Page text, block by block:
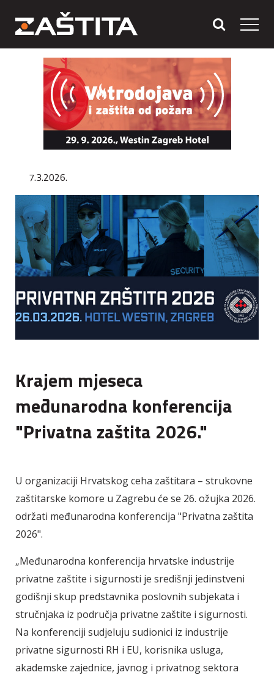
7.3.2026.
Krajem mjeseca
međunarodna konferencija
"Privatna zaštita 2026."
U organizaciji Hrvatskog ceha zaštitara – strukovne
zaštitarske komore u Zagrebu će se 26. ožujka 2026.
održati međunarodna konferencija "Privatna zaštita
2026".
„Međunarodna konferencija hrvatske industrije
privatne zaštite i sigurnosti je središnji jedinstveni
godišnji skup predstavnika poslovnih subjekata i
stručnjaka iz područja privatne zaštite i sigurnosti.
Na konferenciji sudjeluju sudionici iz industrije
privatne sigurnosti RH i EU, korisnika usluga,
akademske zajednice, javnog i privatnog sektora